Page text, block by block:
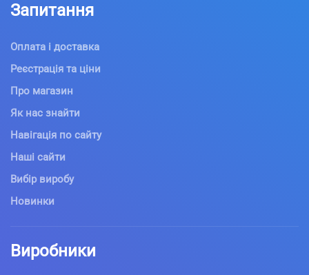
Запитання
Оплата і доставка
Реєстрація та ціни
Про магазин
Як нас знайти
Навігація по сайту
Наші сайти
Вибір виробу
Новинки
Виробники